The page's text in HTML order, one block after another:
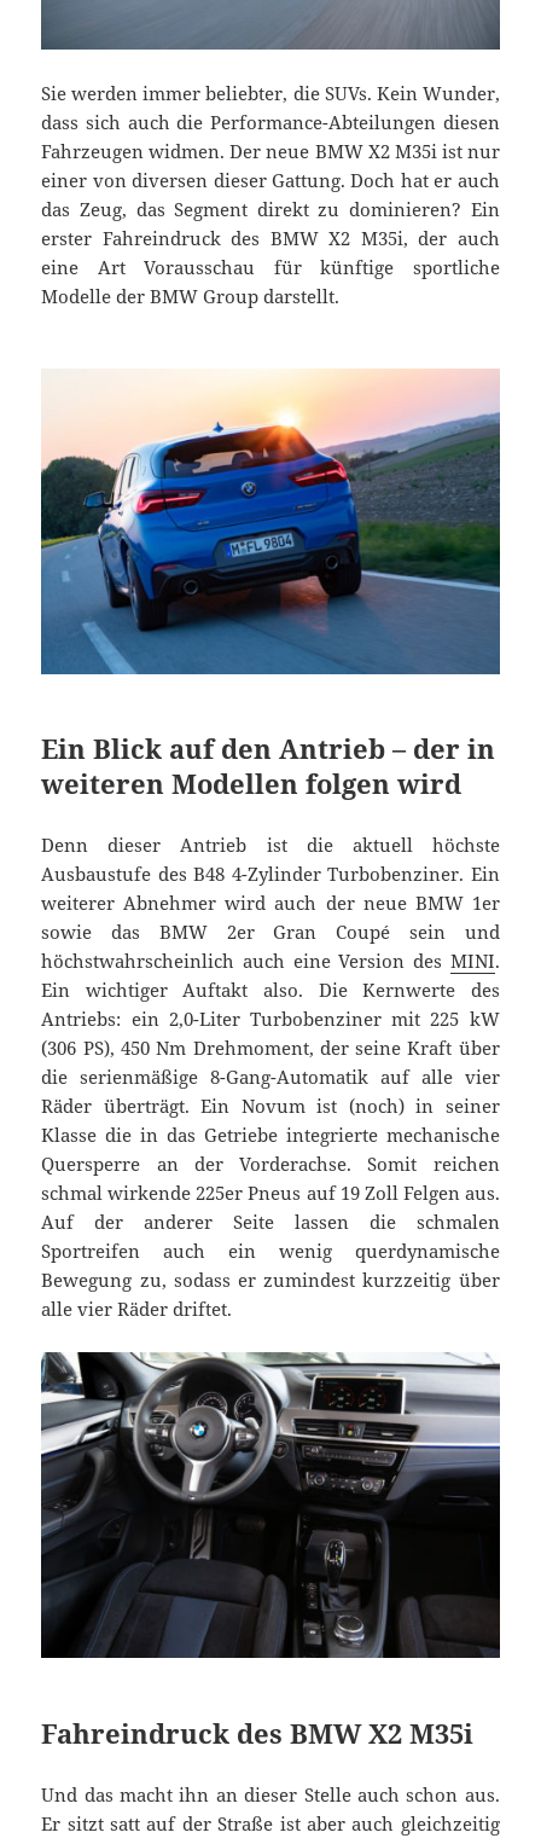
Sie werden immer beliebter, die SUVs. Kein Wunder,
dass sich auch die Performance-Abteilungen diesen
Fahrzeugen widmen. Der neue BMW X2 M35i ist nur
einer von diversen dieser Gattung. Doch hat er auch
das Zeug, das Segment direkt zu dominieren? Ein
erster Fahreindruck des BMW X2 M35i, der auch
eine Art Vorausschau für künftige sportliche
Modelle der BMW Group darstellt.
Ein Blick auf den Antrieb – der in
weiteren Modellen folgen wird
Denn dieser Antrieb ist die aktuell höchste
Ausbaustufe des B48 4-Zylinder Turbobenziner. Ein
weiterer Abnehmer wird auch der neue BMW 1er
sowie das BMW 2er Gran Coupé sein und
höchstwahrscheinlich auch eine Version des MINI.
Ein wichtiger Auftakt also. Die Kernwerte des
Antriebs: ein 2,0-Liter Turbobenziner mit 225 kW
(306 PS), 450 Nm Drehmoment, der seine Kraft über
die serienmäßige 8-Gang-Automatik auf alle vier
Räder überträgt. Ein Novum ist (noch) in seiner
Klasse die in das Getriebe integrierte mechanische
Quersperre an der Vorderachse. Somit reichen
schmal wirkende 225er Pneus auf 19 Zoll Felgen aus.
Auf der anderer Seite lassen die schmalen
Sportreifen auch ein wenig querdynamische
Bewegung zu, sodass er zumindest kurzzeitig über
alle vier Räder driftet.
Fahreindruck des BMW X2 M35i
Und das macht ihn an dieser Stelle auch schon aus.
Er sitzt satt auf der Straße ist aber auch gleichzeitig